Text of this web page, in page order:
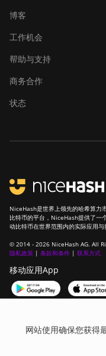
博客
工作机会
帮助与支持
商务合作
状态
NiceHash是世界上领先的哈希算力
比特币的平台，NiceHash提供了一
动比特币在世界范围内的实际应用与
© 2014 - 2026 NiceHash AG. All
隐私政策 | 条款和条件 | 联系方式
移动应用App
网站使用确保您获得